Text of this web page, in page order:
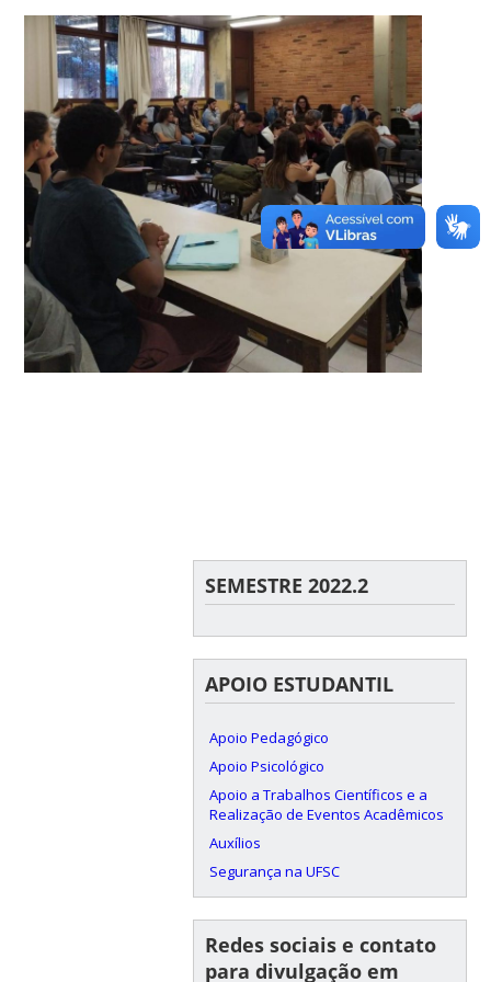
SEMESTRE 2022.2
APOIO ESTUDANTIL
Apoio Pedagógico
Apoio Psicológico
Apoio a Trabalhos Científicos e a
Realização de Eventos Acadêmicos
Auxílios
Segurança na UFSC
Redes sociais e contato
para divulgação em